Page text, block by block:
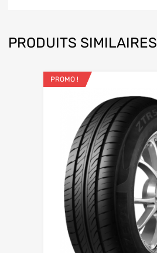
PRODUITS SIMILAIRES
PROMO !